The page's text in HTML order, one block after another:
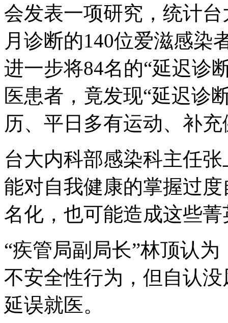
会发表一项研究，统计台
月诊断的140位爱滋感染
进一步将84名的“延迟诊
医患者，竟发现“延迟诊
历、平日多有运动、补
台大内科部感染科主任
能对自我健康的掌握过
名化，也可能造成这些
“疾管局副局长”林顶认
不安全性行为，但自认
延误就医。